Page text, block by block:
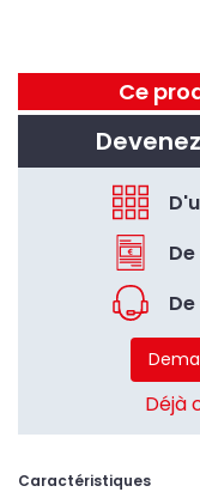
Ce
Déjà
Caractéristiques